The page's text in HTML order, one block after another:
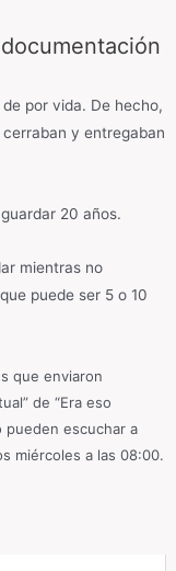
por vida. De hecho,
y entregaban
20 años.
mientras no
puede ser 5 o 10
que enviaron
de “Era eso
pueden escuchar a
miércoles a las 08:00.